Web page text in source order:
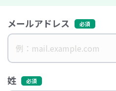
メールアドレス
姓